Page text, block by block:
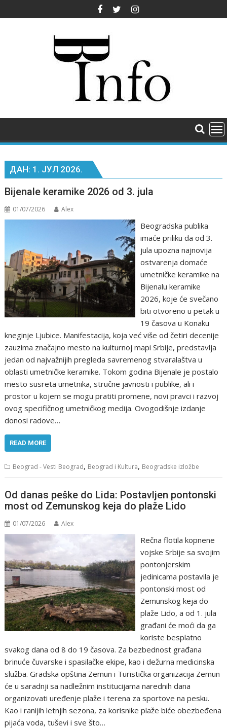
to
ДАН: 1. ЈУЛ 2026.
Bijenale keramike 2026 od 3. jula
01/07/2026 Alex
Beogradska publika
imaće priliku da od 3.
jula upozna najnovija
ostvarenja domaće
umetničke keramike na
Bijenalu keramike
2026, koje će svečano
biti otvoreno u petak u
19 časova u Konaku
kneginje Ljubice. Manifestacija, koja već više od četiri decenije
zauzima značajno mesto na kulturnoj mapi Srbije, predstavlja
jedan od najvažnijih pregleda savremenog stvaralaštva u
oblasti umetničke keramike. Tokom godina Bijenale je postalo
mesto susreta umetnika, stručne javnosti i publike, ali i
prostor u kojem se mogu pratiti promene, novi pravci i razvoj
ovog specifičnog umetničkog medija. Ovogodišnje izdanje
donosi radove…
READ MORE
Beograd - Vesti Beograd, Beograd i Kultura, Beogradske izložbe
Od danas peške do Lida: Postavljen pontonski
most od Zemunskog keja do plaže Lido
01/07/2026 Alex
Rečna flotila kopnene
vojske Srbije sa svojim
pontonjerskim
jedinicama postavila je
pontonski most od
Zemunskog keja do
plaže Lido, a od 1. jula
građani će moći da ga
koriste besplatno
svakog dana od 8 do 19 časova. Za bezbednost građana
brinuće čuvarske i spasilačke ekipe, kao i dežurna medicinska
služba. Gradska opština Zemun i Turistička organizacija Zemun
će u saradnji sa nadležnim institucijama narednih dana
organizovati uređenje plaže i terena za sportove na pesku.
Kao i ranijih letnjih sezona, za korisnike plaže biće obezbeđena
pijaća voda, tuševi i sve što…